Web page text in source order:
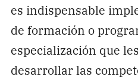
es indispensable
de formación o
especialización que
desarrollar las